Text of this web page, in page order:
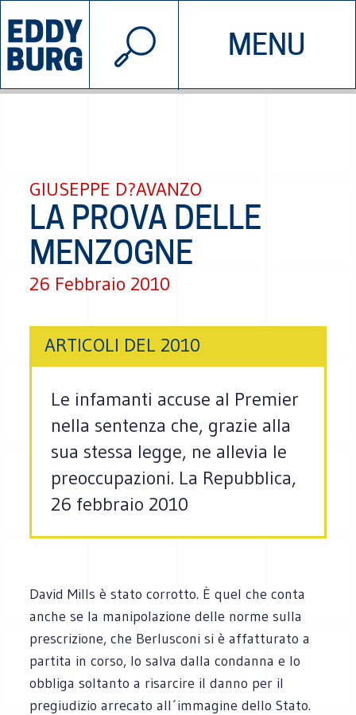
MENU
INIZIATIVE CHI SIAMO
© 2026 EDDYBURG
GIUSEPPE D?AVANZO
LA PROVA DELLE
MENZOGNE
26 Febbraio 2010
ARTICOLI DEL 2010
Le infamanti accuse al Premier
nella sentenza che, grazie alla
sua stessa legge, ne allevia le
preoccupazioni. La Repubblica,
26 febbraio 2010
David Mills è stato corrotto. È quel che conta
anche se la manipolazione delle norme sulla
prescrizione, che Berlusconi si è affatturato a
partita in corso, lo salva dalla condanna e lo
obbliga soltanto a risarcire il danno per il
pregiudizio arrecato all´immagine dello Stato.